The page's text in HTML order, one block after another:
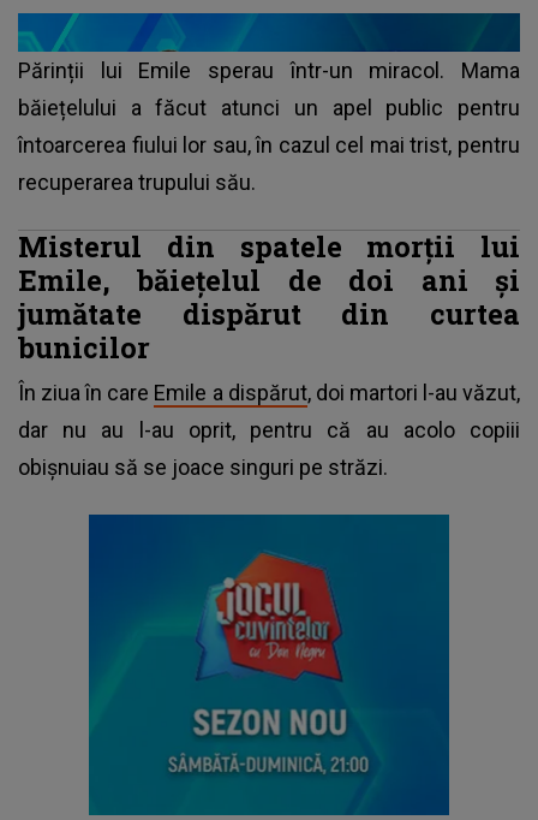
Părinții lui Emile sperau într-un miracol. Mama
băiețelului a făcut atunci un apel public pentru
întoarcerea fiului lor sau, în cazul cel mai trist, pentru
recuperarea trupului său.
Misterul din spatele morții lui
Emile, băiețelul de doi ani şi
jumătate dispărut din curtea
bunicilor
În ziua în care Emile a dispărut, doi martori l-au văzut,
dar nu au l-au oprit, pentru că au acolo copiii
obișnuiau să se joace singuri pe străzi.